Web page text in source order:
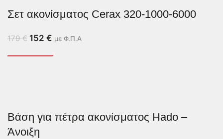
Σετ ακονίσματος Cerax 320-1000-6000
179€ 152 € με Φ.Π.Α
Βάση για πέτρα ακονίσματος Hado –
Άνοιξη